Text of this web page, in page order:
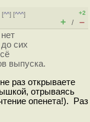
[^^] [^^^]
+2
+ / –
сих
выпуска.
раз открываете
отрываясь
опенета!). Раз